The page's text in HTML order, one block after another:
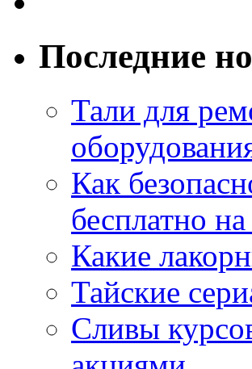
Последние
Тали для
Как
бесплатно
Какие
Тайские
Сливы